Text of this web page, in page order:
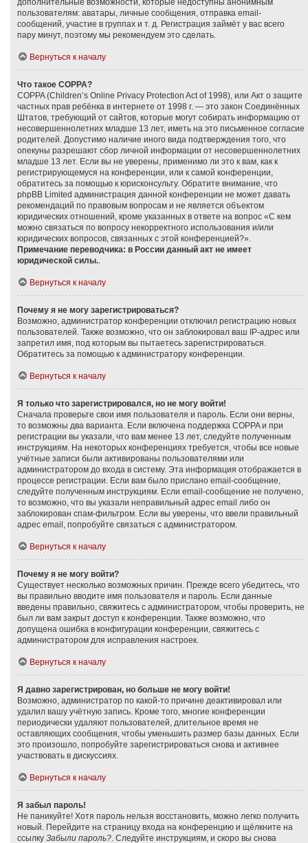
дополнительные возможности, которые недоступны анонимным
пользователям: аватары, личные сообщения, отправка email-
сообщений, участие в группах и т. д. Регистрация займёт у вас всего
пару минут, поэтому мы рекомендуем это сделать.
Вернуться к началу
Что такое COPPA?
COPPA (Children’s Online Privacy Protection Act of 1998), или Акт о защите
частных прав ребёнка в интернете от 1998 г. — это закон Соединённых
Штатов, требующий от сайтов, которые могут собирать информацию от
несовершеннолетних младше 13 лет, иметь на это письменное согласие
родителей. Допустимо наличие иного вида подтверждения того, что
опекуны разрешают сбор личной информации от несовершеннолетних
младше 13 лет. Если вы не уверены, применимо ли это к вам, как к
регистрирующемуся на конференции, или к самой конференции,
обратитесь за помощью к юрисконсульту. Обратите внимание, что
phpBB Limited администрация данной конференции не может давать
рекомендаций по правовым вопросам и не является объектом
юридических отношений, кроме указанных в ответе на вопрос «С кем
можно связаться по вопросу некорректного использования и/или
юридических вопросов, связанных с этой конференцией?».
Примечание переводчика: в России данный акт не имеет
юридической силы..
Вернуться к началу
Почему я не могу зарегистрироваться?
Возможно, администратор конференции отключил регистрацию новых
пользователей. Также возможно, что он заблокировал ваш IP-адрес или
запретил имя, под которым вы пытаетесь зарегистрироваться.
Обратитесь за помощью к администратору конференции.
Вернуться к началу
Я только что зарегистрировался, но не могу войти!
Сначала проверьте свои имя пользователя и пароль. Если они верны,
то возможны два варианта. Если включена поддержка COPPA и при
регистрации вы указали, что вам менее 13 лет, следуйте полученным
инструкциям. На некоторых конференциях требуется, чтобы все новые
учётные записи были активированы пользователями или
администратором до входа в систему. Эта информация отображается в
процессе регистрации. Если вам было прислано email-сообщение,
следуйте полученным инструкциям. Если email-сообщение не получено,
то возможно, что вы указали неправильный адрес email либо он
заблокирован спам-фильтром. Если вы уверены, что ввели правильный
адрес email, попробуйте связаться с администратором.
Вернуться к началу
Почему я не могу войти?
Существует несколько возможных причин. Прежде всего убедитесь, что
вы правильно вводите имя пользователя и пароль. Если данные
введены правильно, свяжитесь с администратором, чтобы проверить, не
был ли вам закрыт доступ к конференции. Также возможно, что
допущена ошибка в конфигурации конференции, свяжитесь с
администратором для исправления настроек.
Вернуться к началу
Я давно зарегистрирован, но больше не могу войти!
Возможно, администратор по какой-то причине деактивировал или
удалил вашу учётную запись. Кроме того, многие конференции
периодически удаляют пользователей, длительное время не
оставляющих сообщения, чтобы уменьшить размер базы данных. Если
это произошло, попробуйте зарегистрироваться снова и активнее
участвовать в дискуссиях.
Вернуться к началу
Я забыл пароль!
Не паникуйте! Хотя пароль нельзя восстановить, можно легко получить
новый. Перейдите на страницу входа на конференцию и щёлкните на
ссылку Забыли пароль?. Следуйте инструкциям, и скоро вы снова